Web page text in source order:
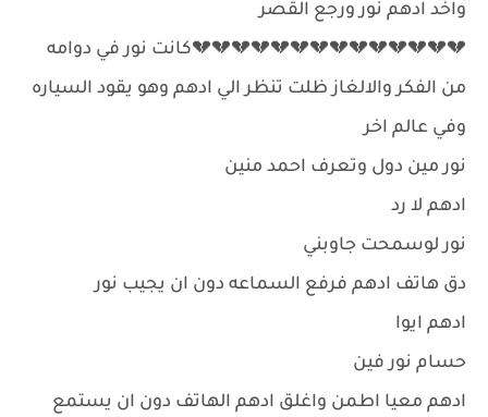
واخد ادهم نور ورجع القصر
💔💔💔💔💔💔💔💔💔💔💔💔💔💔كانت نور في دوامه
من الفكر والالغاز ظلت تنظر الي ادهم وهو يقود السياره
وفي عالم اخر
نور مين دول وتعرف احمد منين
ادهم لا رد
نور لوسمحت جاوبني
دق هاتف ادهم فرفع السماعه دون ان يجيب نور
ادهم ايوا
حسام نور فين
ادهم معيا اطمن واغلق ادهم الهاتف دون ان يستمع